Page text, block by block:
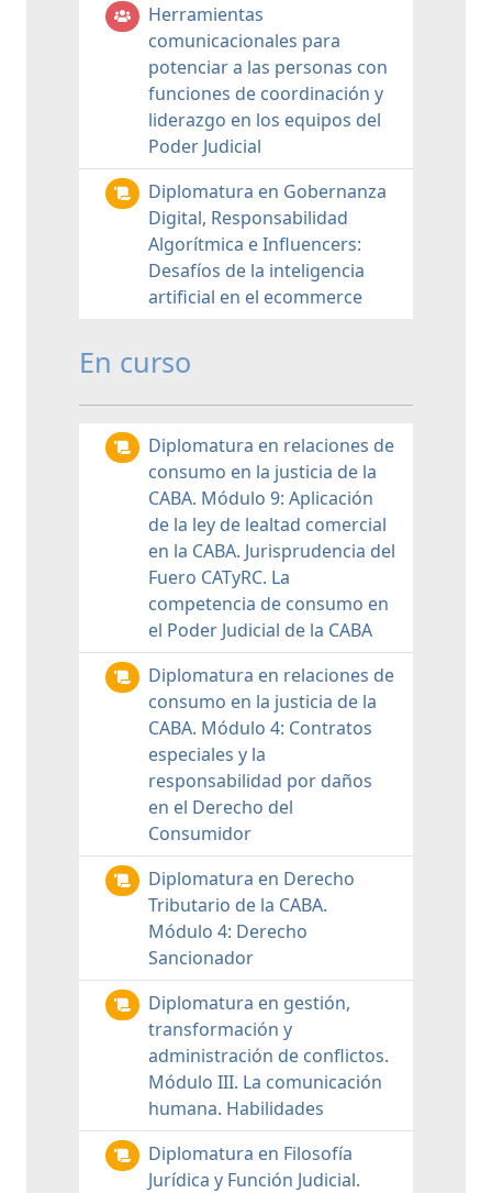
Herramientas
comunicacionales para
potenciar a las personas con
funciones de coordinación y
liderazgo en los equipos del
Poder Judicial
Diplomatura en Gobernanza
Digital, Responsabilidad
Algorítmica e Influencers:
Desafíos de la inteligencia
artificial en el ecommerce
En curso
Diplomatura en relaciones de
consumo en la justicia de la
CABA. Módulo 9: Aplicación
de la ley de lealtad comercial
en la CABA. Jurisprudencia del
Fuero CATyRC. La
competencia de consumo en
el Poder Judicial de la CABA
Diplomatura en relaciones de
consumo en la justicia de la
CABA. Módulo 4: Contratos
especiales y la
responsabilidad por daños
en el Derecho del
Consumidor
Diplomatura en Derecho
Tributario de la CABA.
Módulo 4: Derecho
Sancionador
Diplomatura en gestión,
transformación y
administración de conflictos.
Módulo III. La comunicación
humana. Habilidades
Diplomatura en Filosofía
Jurídica y Función Judicial.